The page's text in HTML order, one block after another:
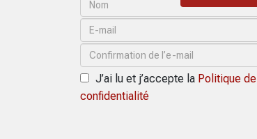
J’ai lu et j’accepte la Politique de
confidentialité